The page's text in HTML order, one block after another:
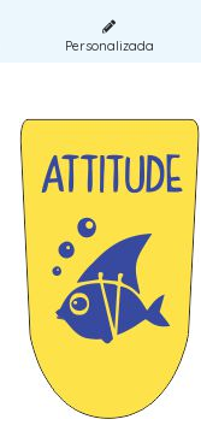
Personalizada